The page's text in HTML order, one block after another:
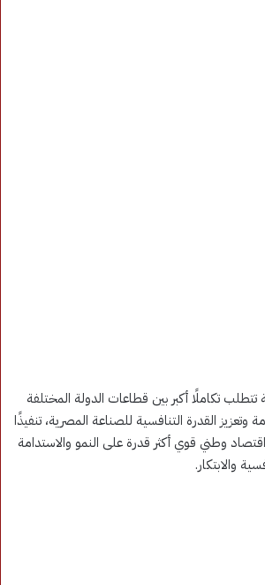
تتطلب تكاملًا أكبر بين قطاعات الدولة المختلفة
وتعزيز القدرة التنافسية للصناعة المصرية، تنفيذًا
وطني قوي أكثر قدرة على النمو والاستدامة
والابتكار.